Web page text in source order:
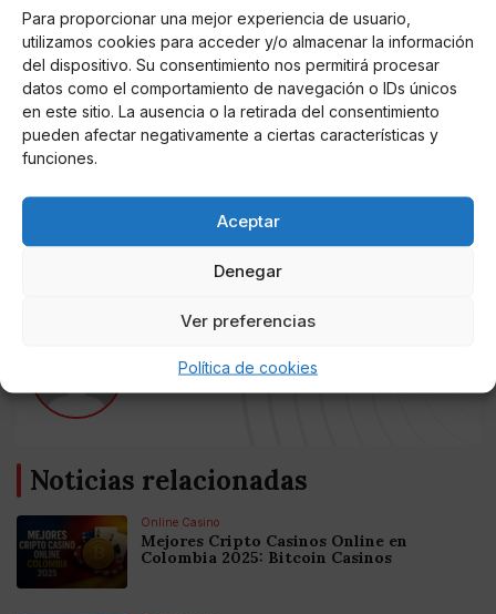
Para proporcionar una mejor experiencia de usuario,
utilizamos cookies para acceder y/o almacenar la información
del dispositivo. Su consentimiento nos permitirá procesar
datos como el comportamiento de navegación o IDs únicos
en este sitio. La ausencia o la retirada del consentimiento
pueden afectar negativamente a ciertas características y
funciones.
Aceptar
Denegar
Ver preferencias
Política de cookies
disponible para su descarga por parte de los
ciudadanos unos días antes de la cita electoral.
“Queremos que este espacio sea la principal
herramienta de información para los próximos
comicios
en todo momento, la total transparencia del proceso
electoral”, ha dicho Carballedo.
Miguel P. Montes
Noticias relacionadas
Online Casino
Mejores Cripto Casinos Online en
Colombia 2025: Bitcoin Casinos